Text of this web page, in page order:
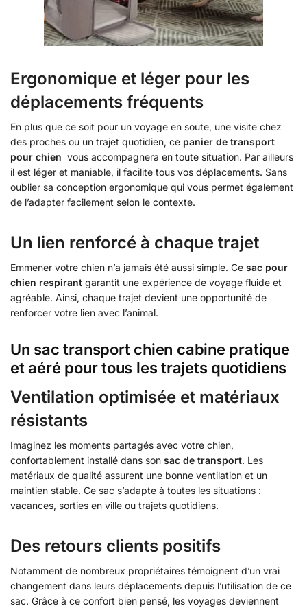
Ergonomique et léger pour les
déplacements fréquents
En plus que ce soit pour un voyage en soute, une visite chez
des proches ou un trajet quotidien, ce panier de transport
pour chien vous accompagnera en toute situation. Par ailleurs
il est léger et maniable, il facilite tous vos déplacements. Sans
oublier sa conception ergonomique qui vous permet également
de l’adapter facilement selon le contexte.
Un lien renforcé à chaque trajet
Emmener votre chien n’a jamais été aussi simple. Ce sac pour
chien respirant garantit une expérience de voyage fluide et
agréable. Ainsi, chaque trajet devient une opportunité de
renforcer votre lien avec l’animal.
Un sac transport chien cabine pratique
et aéré pour tous les trajets quotidiens
Ventilation optimisée et matériaux
résistants
Imaginez les moments partagés avec votre chien,
confortablement installé dans son sac de transport. Les
matériaux de qualité assurent une bonne ventilation et un
maintien stable. Ce sac s’adapte à toutes les situations :
vacances, sorties en ville ou trajets quotidiens.
Des retours clients positifs
Notamment de nombreux propriétaires témoignent d’un vrai
changement dans leurs déplacements depuis l’utilisation de ce
sac. Grâce à ce confort bien pensé, les voyages deviennent